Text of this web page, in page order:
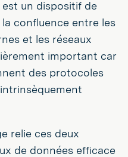
un dispositif de
confluence entre les
et les réseaux
important car
des protocoles
relie ces deux
de données efficace